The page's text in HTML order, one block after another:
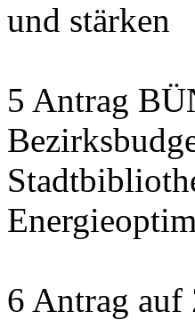
und stärken
5 Antrag
6 Antrag auf